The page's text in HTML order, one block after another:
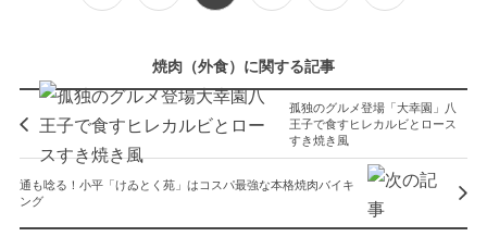
焼肉（外食）に関する記事
孤独のグルメ登場「大幸園」八
王子で食すヒレカルビとロース
すき焼き風
通も唸る！小平「けゐとく苑」はコスパ最強な本格焼肉バイキ
ング